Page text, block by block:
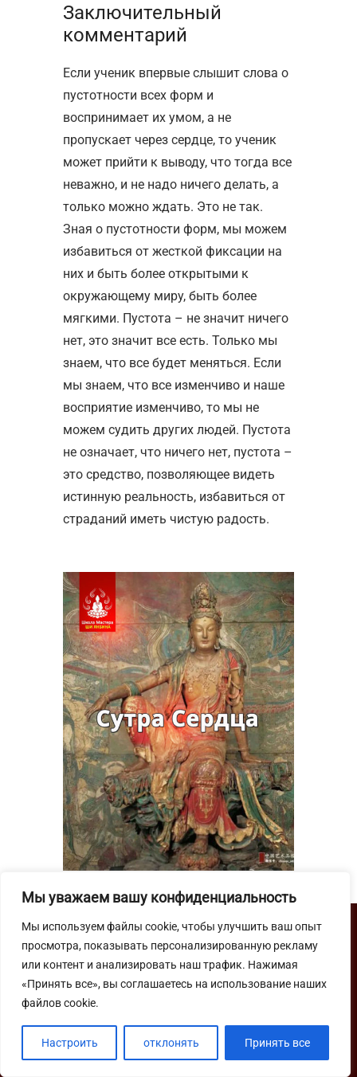
Мы уважаем вашу конфиденциальность
Мы используем файлы cookie, чтобы улучшить ваш опыт
просмотра, показывать персонализированную рекламу
или контент и анализировать наш трафик. Нажимая
«Принять все», вы соглашаетесь на использование наших
файлов cookie.
Настроить отклонять Принять все
Заключительный
комментарий
Если ученик впервые слышит слова о
пустотности всех форм и
воспринимает их умом, а не
пропускает через сердце, то ученик
может прийти к выводу, что тогда все
неважно, и не надо ничего делать, а
только можно ждать. Это не так.
Зная о пустотности форм, мы можем
избавиться от жесткой фиксации на
них и быть более открытыми к
окружающему миру, быть более
мягкими. Пустота – не значит ничего
нет, это значит все есть. Только мы
знаем, что все будет меняться. Если
мы знаем, что все изменчиво и наше
восприятие изменчиво, то мы не
можем судить других людей. Пустота
не означает, что ничего нет, пустота –
это средство, позволяющее видеть
истинную реальность, избавиться от
страданий иметь чистую радость.
Школа Мастера Ши Янбина
YouTube
VK